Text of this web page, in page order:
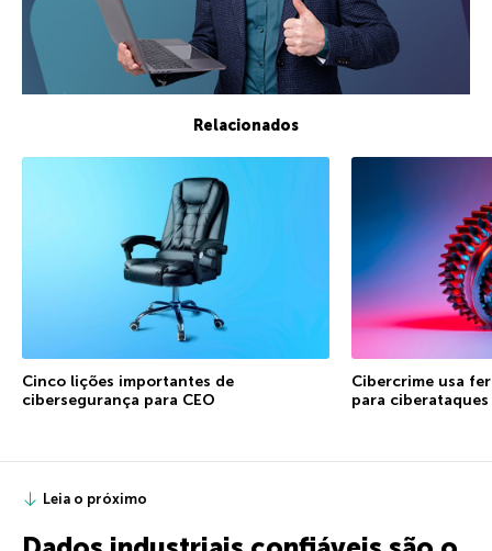
Relacionados
Cinco lições importantes de
cibersegurança para CEO
Cibercrime usa
para ciberataques
Leia o próximo